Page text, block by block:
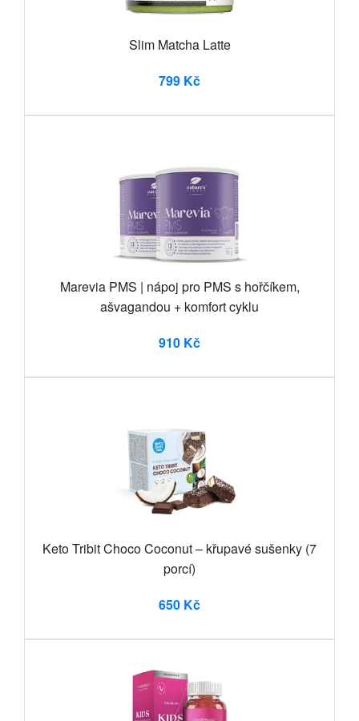
Slim Matcha Latte
799 Kč
Marevia PMS | nápoj pro PMS s hořčíkem,
ašvagandou + komfort cyklu
910 Kč
Keto Tribit Choco Coconut – křupavé sušenky (7
porcí)
650 Kč